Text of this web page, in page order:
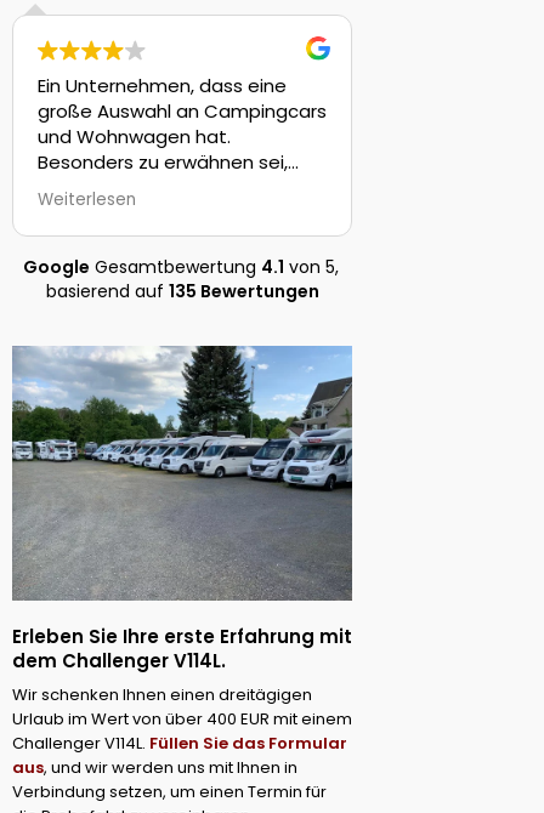
Ein Unternehmen, dass eine
große Auswahl an Campingcars
und Wohnwagen hat.
Besonders zu erwähnen sei,
dass das Unternehmen
Kastenwagen mit
Automatikgetrieben anbieten
kann, was nicht so häufig
vorkommt. Einen Punkt Abzug
Verantwortlichen nicht immer
erreichen kann, wenn Dinge
abzuklären sind. Hier sollte die
Telefonistin des Unternehmens
besser geschult werden.
Weiterlesen
Google Gesamtbewertung 4.1 von 5,
basierend auf135 Bewertungen
Erleben Sie Ihre erste Erfahrung mit
dem Challenger V114L.
Wir schenken Ihnen einen dreitägigen
Urlaub im Wert von über 400 EUR mit einem
Challenger V114L. Füllen Sie das Formular
aus, und wir werden uns mit Ihnen in
Verbindung setzen, um einen Termin für